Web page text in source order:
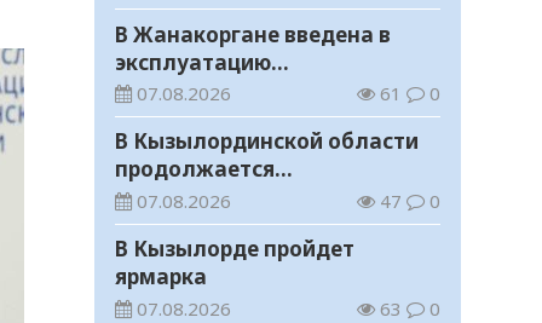
В Жанакоргане введена в
эксплуатацию
водораспределительная
станция
07.08.2026 61 0
В Кызылординской области
продолжается
экологическая акция «Таза
Қазақстан»
07.08.2026 47 0
В Кызылорде пройдет
ярмарка
07.08.2026 63 0